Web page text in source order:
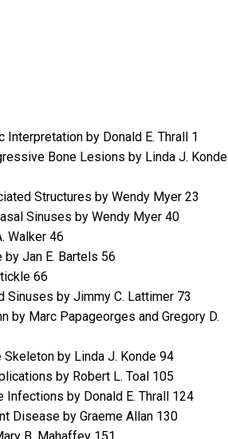
Interpretation by Donald E. Thrall 1
Bone Lesions by Linda J. Konde
Structures by Wendy Myer 23
Sinuses by Wendy Myer 40
Walker 46
Jan E. Bartels 56
66
Sinuses by Jimmy C. Lattimer 73
by Marc Papageorges and Gregory D.
by Linda J. Konde 94
by Robert L. Toal 105
Infections by Donald E. Thrall 124
Disease by Graeme Allan 130
B. Mahaffey 151